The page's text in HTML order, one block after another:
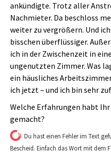
ankündigte. Trotz aller
Nachmieter. Da beschloss
weiter zu vergrößern. Und
bisschen überflüssiger.
ich in der Zwischenzeit in
ungenutzten Zimmer. Was
ein häusliches
ich jetzt – und ich bin sehr
Welche Erfahrungen habt
gemacht?
Du hast einen Fehler im Text
Bescheid. Einfach das Wort mit dem